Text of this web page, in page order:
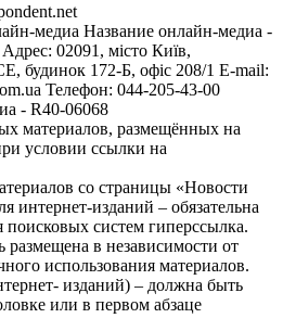
медиа Название онлайн-медиа -
02091, місто Київ,
172-Б, офіс 208/1 E-mail:
Телефон: 044-205-43-00
- R40-06068
материалов, размещённых на
условии ссылки на
со страницы «Новости
интернет-изданий – обязательна
поисковых систем гиперссылка.
в независимости от
использования материалов.
изданий) – должна быть
или в первом абзаце